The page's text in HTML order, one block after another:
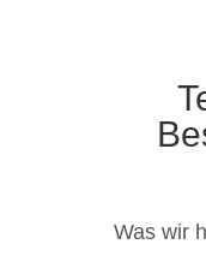
Was wir